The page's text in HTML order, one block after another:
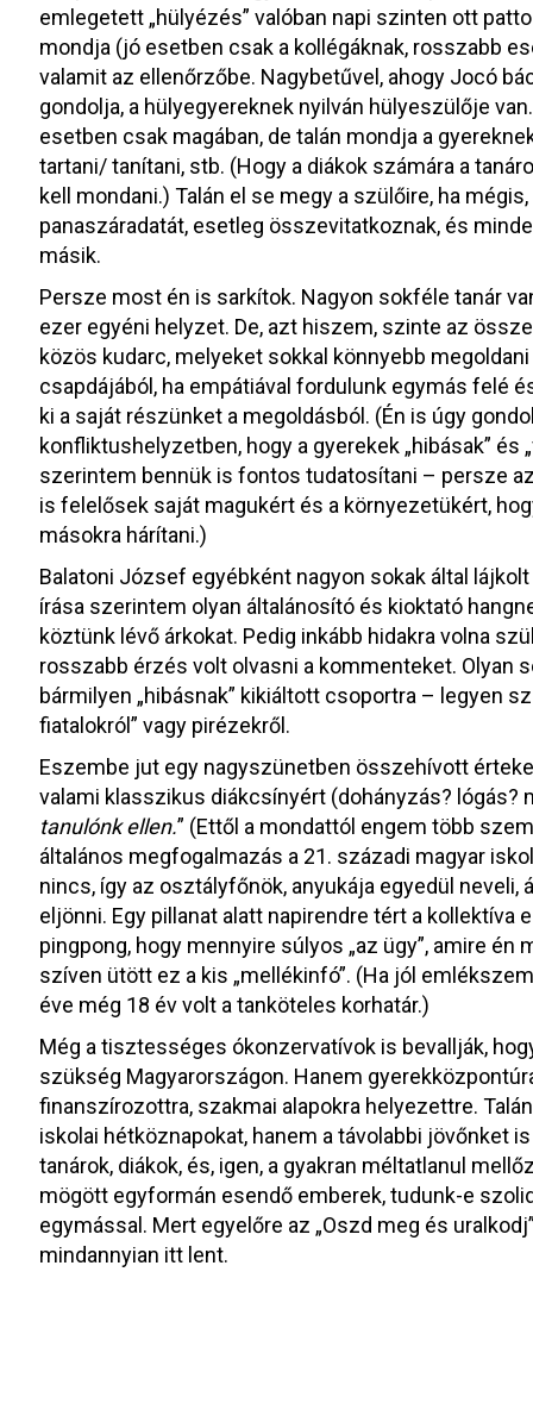
emlegetett „hülyézés” valóban napi szinten ott
mondja (jó esetben csak a kollégáknak, rosszabb
valamit az ellenőrzőbe. Nagybetűvel, ahogy Jocó
gondolja, a hülyegyereknek nyilván hülyeszülője
esetben csak magában, de talán mondja a
tartani/ tanítani, stb. (Hogy a diákok számára a
kell mondani.) Talán el se megy a szülőire, ha
panaszáradatát, esetleg összevitatkoznak, és
másik.
Persze most én is sarkítok. Nagyon sokféle tanár
ezer egyéni helyzet. De, azt hiszem, szinte az
közös kudarc, melyeket sokkal könnyebb
csapdájából, ha empátiával fordulunk egymás felé
ki a saját részünket a megoldásból. (Én is úgy
konfliktushelyzetben, hogy a gyerekek „hibásak”
szerintem bennük is fontos tudatosítani – persze
is felelősek saját magukért és a környezetükért,
másokra hárítani.)
Balatoni József egyébként nagyon sokak által
írása szerintem olyan általánosító és kioktató
köztünk lévő árkokat. Pedig inkább hidakra volna
rosszabb érzés volt olvasni a kommenteket. Olyan
bármilyen „hibásnak” kikiáltott csoportra – legyen
fiatalokról” vagy pirézekről.
Eszembe jut egy nagyszünetben összehívott
valami klasszikus diákcsínyért (dohányzás? lógás?
tanulónk ellen.” (Ettől a mondattól engem több
általános megfogalmazás a 21. századi magyar
nincs, így az osztályfőnök, anyukája egyedül neveli,
eljönni. Egy pillanat alatt napirendre tért a kollektíva
pingpong, hogy mennyire súlyos „az ügy”, amire
szíven ütött ez a kis „mellékinfó”. (Ha jól
éve még 18 év volt a tanköteles korhatár.)
Még a tisztességes ókonzervatívok is bevallják,
szükség Magyarországon. Hanem
finanszírozottra, szakmai alapokra helyezettre.
iskolai hétköznapokat, hanem a távolabbi jövőnket
tanárok, diákok, és, igen, a gyakran méltatlanul
mögött egyformán esendő emberek, tudunk-e
egymással. Mert egyelőre az „Oszd meg és
mindannyian itt lent.